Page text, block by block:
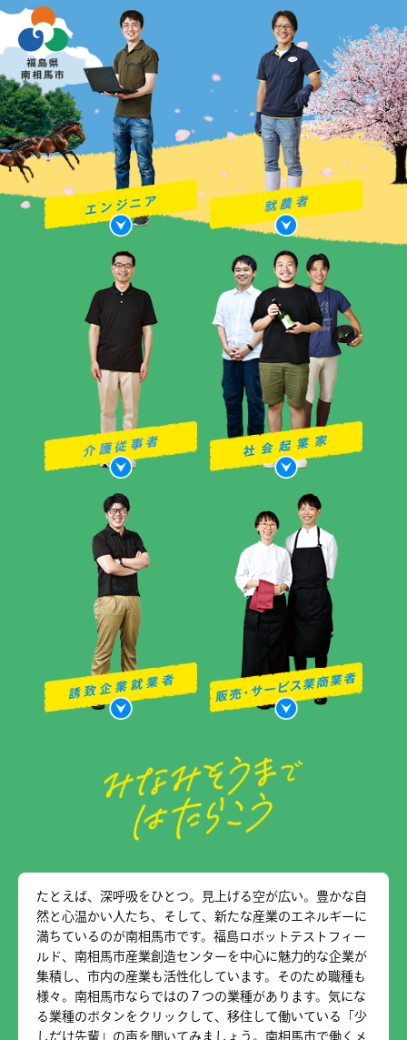
たとえば、深呼吸をひとつ。見上げる空が広い。豊かな自
然と心温かい人たち、そして、新たな産業のエネルギーに
満ちているのが南相馬市です。福島ロボットテストフィー
ルド、南相馬市産業創造センターを中心に魅力的な企業が
集積し、市内の産業も活性化しています。そのため職種も
様々。南相馬市ならではの７つの業種があります。気にな
る業種のボタンをクリックして、移住して働いている「少
しだけ先輩」の声を聞いてみましょう。南相馬市で働くメ